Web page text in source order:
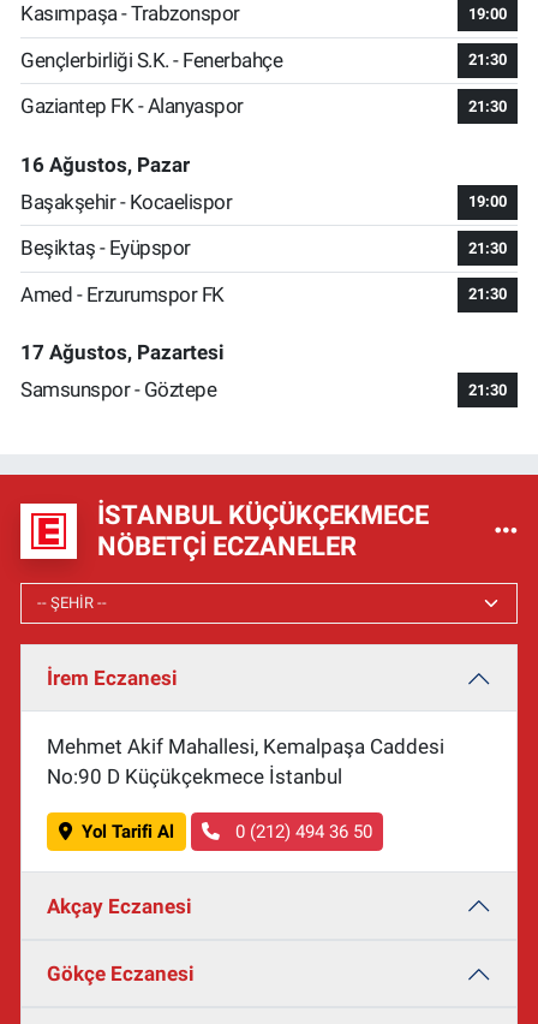
Kasımpaşa - Trabzonspor 19:00
Gençlerbirliği S.K. - Fenerbahçe 21:30
Gaziantep FK - Alanyaspor 21:30
16 Ağustos, Pazar
Başakşehir - Kocaelispor
19:00
Beşiktaş - Eyüpspor 21:30
Amed - Erzurumspor FK 21:30
17 Ağustos, Pazartesi
Samsunspor - Göztepe
21:30
İSTANBUL KÜÇÜKÇEKMECE
NÖBETÇI ECZANELER
İrem Eczanesi
Mehmet Akif Mahallesi, Kemalpaşa Caddesi
No:90 D Küçükçekmece İstanbul
Yol Tarifi Al 0 (212) 494 36 50
Akçay Eczanesi
Gökçe Eczanesi